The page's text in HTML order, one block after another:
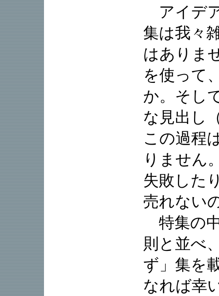
アイデ
集は我々
はありま
を使って
か。そし
な見出し
この過程
りません
失敗した
売れない
特集の
則と並べ
ず」集を
なれば幸